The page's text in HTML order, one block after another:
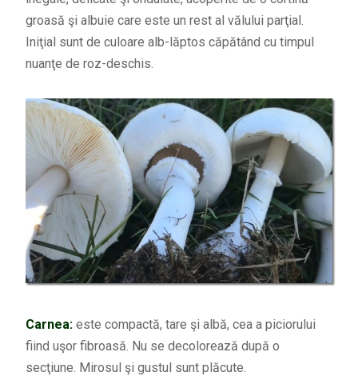
groasă şi albuie care este un rest al vălului parţial.
Iniţial sunt de culoare alb-lăptos căpătând cu timpul
nuanţe de roz-deschis.
Carnea:este compactă, tare şi albă, cea a piciorului
fiind uşor fibroasă. Nu se decolorează după o
secţiune. Mirosul şi gustul sunt plăcute.